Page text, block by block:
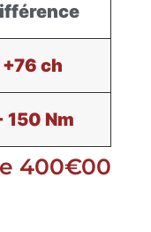
+76 ch
150 Nm
400€00